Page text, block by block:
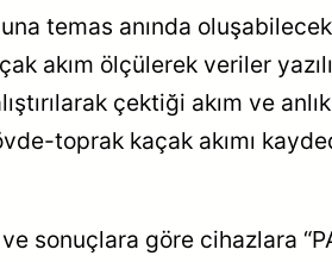
temas anında oluşabilecek
akım ölçülerek veriler
çektiği akım ve
toprak kaçak akımı
sonuçlara göre cihazlara